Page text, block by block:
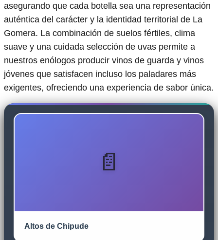
asegurando que cada botella sea una representación
auténtica del carácter y la identidad territorial de La
Gomera. La combinación de suelos fértiles, clima
suave y una cuidada selección de uvas permite a
nuestros enólogos producir vinos de guarda y vinos
jóvenes que satisfacen incluso los paladares más
exigentes, ofreciendo una experiencia de sabor única.
Altos de Chipude